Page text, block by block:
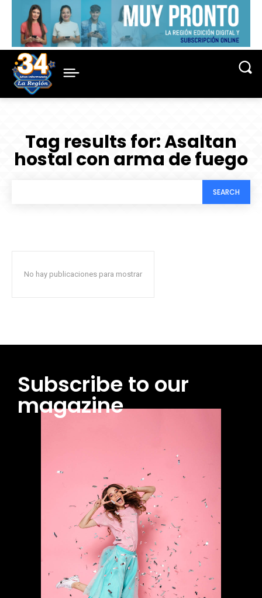
Tag results for:Asaltan
hostal con arma de fuego
SEARCH
No hay publicaciones para mostrar
Subscribe to our
magazine